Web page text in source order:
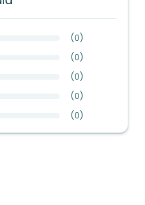
(0)
(0)
(0)
(0)
(0)